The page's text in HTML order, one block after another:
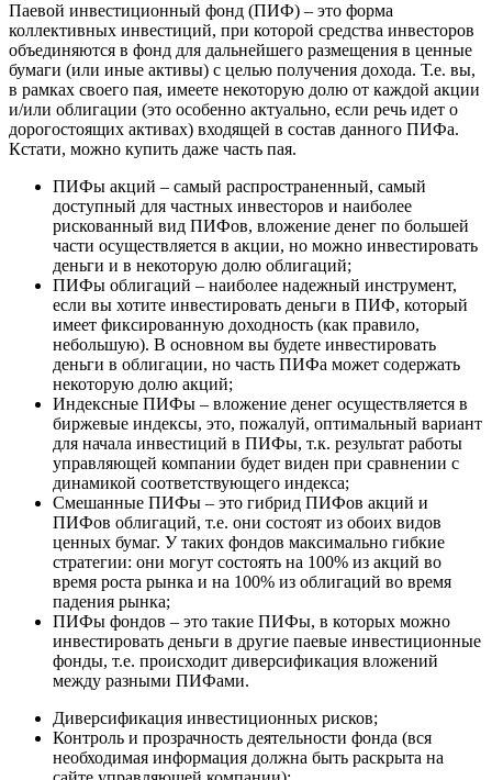
Паевой инвестиционный фонд (ПИФ) – это форма
коллективных инвестиций, при которой средства инвесторов
объединяются в фонд для дальнейшего размещения в ценные
бумаги (или иные активы) с целью получения дохода. Т.е. вы,
в рамках своего пая, имеете некоторую долю от каждой акции
и/или облигации (это особенно актуально, если речь идет о
дорогостоящих активах) входящей в состав данного ПИФа.
Кстати, можно купить даже часть пая.
ПИФы акций – самый распространенный, самый
доступный для частных инвесторов и наиболее
рискованный вид ПИФов, вложение денег по большей
части осуществляется в акции, но можно инвестировать
деньги и в некоторую долю облигаций;
ПИФы облигаций – наиболее надежный инструмент,
если вы хотите инвестировать деньги в ПИФ, который
имеет фиксированную доходность (как правило,
небольшую). В основном вы будете инвестировать
деньги в облигации, но часть ПИФа может содержать
некоторую долю акций;
Индексные ПИФы – вложение денег осуществляется в
биржевые индексы, это, пожалуй, оптимальный вариант
для начала инвестиций в ПИФы, т.к. результат работы
управляющей компании будет виден при сравнении с
динамикой соответствующего индекса;
Смешанные ПИФы – это гибрид ПИФов акций и
ПИФов облигаций, т.е. они состоят из обоих видов
ценных бумаг. У таких фондов максимально гибкие
стратегии: они могут состоять на 100% из акций во
время роста рынка и на 100% из облигаций во время
падения рынка;
ПИФы фондов – это такие ПИФы, в которых можно
инвестировать деньги в другие паевые инвестиционные
фонды, т.е. происходит диверсификация вложений
между разными ПИФами.
Диверсификация инвестиционных рисков;
Контроль и прозрачность деятельности фонда (вся
необходимая информация должна быть раскрыта на